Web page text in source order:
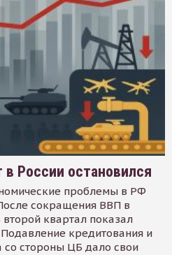
России остановился
проблемы в РФ
сокращения ВВП в
квартал показал
кредитования и
со стороны ЦБ дало свои